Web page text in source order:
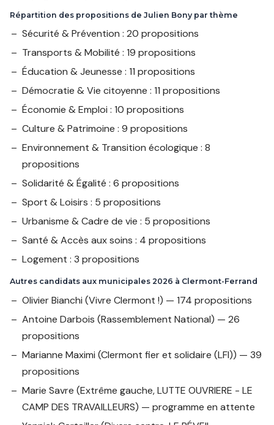
Répartition des propositions de Julien Bony par thème
Sécurité & Prévention : 20 propositions
Transports & Mobilité : 19 propositions
Éducation & Jeunesse : 11 propositions
Démocratie & Vie citoyenne : 11 propositions
Économie & Emploi : 10 propositions
Culture & Patrimoine : 9 propositions
Environnement & Transition écologique : 8
propositions
Solidarité & Égalité : 6 propositions
Sport & Loisirs : 5 propositions
Urbanisme & Cadre de vie : 5 propositions
Santé & Accès aux soins : 4 propositions
Logement : 3 propositions
Autres candidats aux municipales 2026 à Clermont-Ferrand
Olivier Bianchi (Vivre Clermont !) — 174 propositions
Antoine Darbois (Rassemblement National) — 26
propositions
Marianne Maximi (Clermont fier et solidaire (LFI)) — 39
propositions
Marie Savre (Extrême gauche, LUTTE OUVRIERE - LE
CAMP DES TRAVAILLEURS) — programme en attente